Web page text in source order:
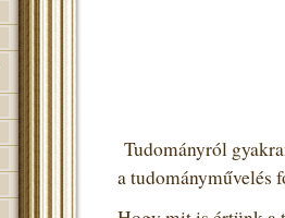
Tudományról
a tudományművelés